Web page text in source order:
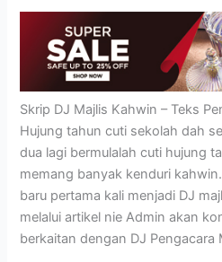
Skrip DJ Majlis Kahwin – Teks
Hujung tahun cuti sekolah dah
dua lagi bermulalah cuti hujung
memang banyak kenduri
baru pertama kali menjadi DJ
melalui artikel nie Admin akan
berkaitan dengan DJ Pengacara